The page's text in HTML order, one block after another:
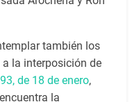
también los
la interposición de
de 18 de enero,
la